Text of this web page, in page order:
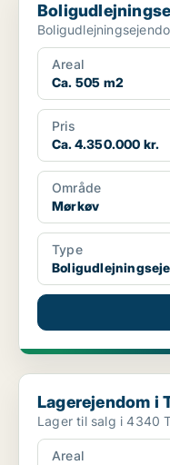
Areal
Ca. 505 m2
Pris
Ca. 4.350.000 kr.
Område
Mørkøv
Type
Lagerejendom i Tølløse
Lagerejendom i
Lager til salg i 4340
Areal